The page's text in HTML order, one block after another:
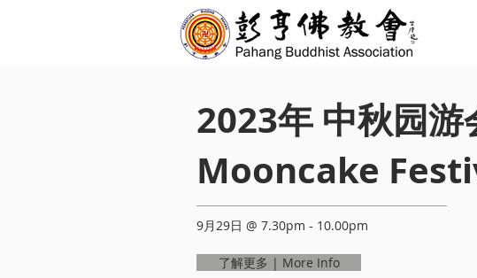
2023年 中秋园游
Mooncake
9月29日 @ 7.30pm - 10.00pm​
了解更多 | More Info